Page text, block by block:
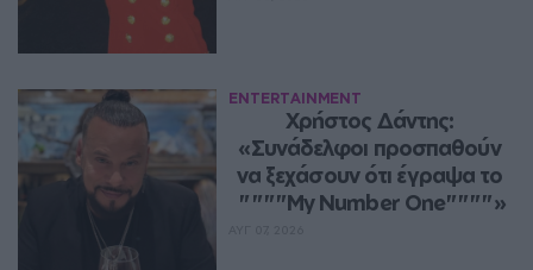
ENTERTAINMENT
Χρήστος Δάντης:
«Συνάδελφοι προσπαθούν
να ξεχάσουν ότι έγραψα το
""""My Number One""""»